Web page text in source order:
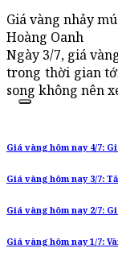
Giá vàng nhảy
Hoàng Oanh
Ngày 3/7, giá
trong thời gian
song không nên
Giá vàng hôm nay 4/7:
Giá vàng hôm nay 3/7:
Giá vàng hôm nay 2/7:
Giá vàng hôm nay 1/7: